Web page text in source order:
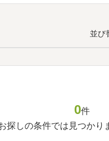
並び
0件
探しの条件では見つかり